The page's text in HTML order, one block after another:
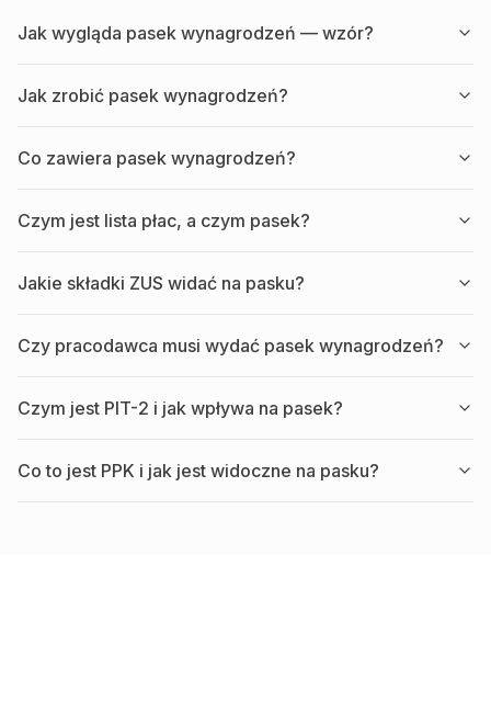
Jak wygląda pasek wynagrodzeń — wzór?
Jak zrobić pasek wynagrodzeń?
Co zawiera pasek wynagrodzeń?
Czym jest lista płac, a czym pasek?
Jakie składki ZUS widać na pasku?
Czy pracodawca musi wydać pasek wynagrodzeń?
Czym jest PIT-2 i jak wpływa na pasek?
Co to jest PPK i jak jest widoczne na pasku?